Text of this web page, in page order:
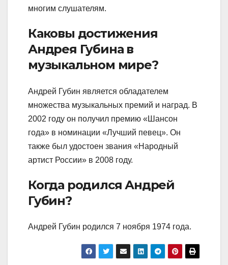
многим слушателям.
Каковы достижения
Андрея Губина в
музыкальном мире?
Андрей Губин является обладателем
множества музыкальных премий и наград. В
2002 году он получил премию «Шансон
года» в номинации «Лучший певец». Он
также был удостоен звания «Народный
артист России» в 2008 году.
Когда родился Андрей
Губин?
Андрей Губин родился 7 ноября 1974 года.